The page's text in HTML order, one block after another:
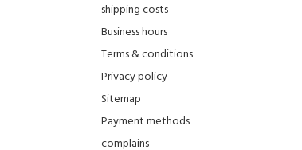
shipping costs
Business hours
Terms & conditions
Privacy policy
Sitemap
Payment methods
complains